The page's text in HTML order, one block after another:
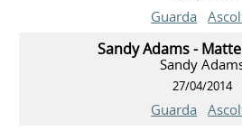
Guarda
Sandy Adams -
Sandy
27/04/2014
Guarda